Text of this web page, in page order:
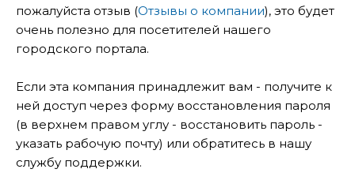
пожалуйста отзыв (Отзывы о компании), это будет
очень полезно для посетителей нашего
городского портала.
Если эта компания принадлежит вам - получите к
ней доступ через форму восстановления пароля
(в верхнем правом углу - восстановить пароль -
указать рабочую почту) или обратитесь в нашу
службу поддержки.